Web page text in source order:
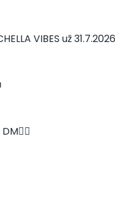
VIBES už